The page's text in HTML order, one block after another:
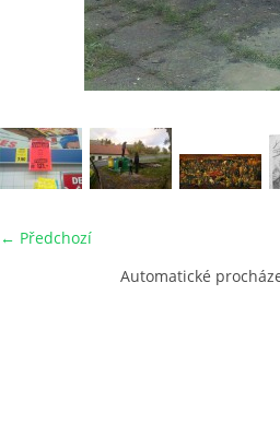
← Předchozí
Automatické